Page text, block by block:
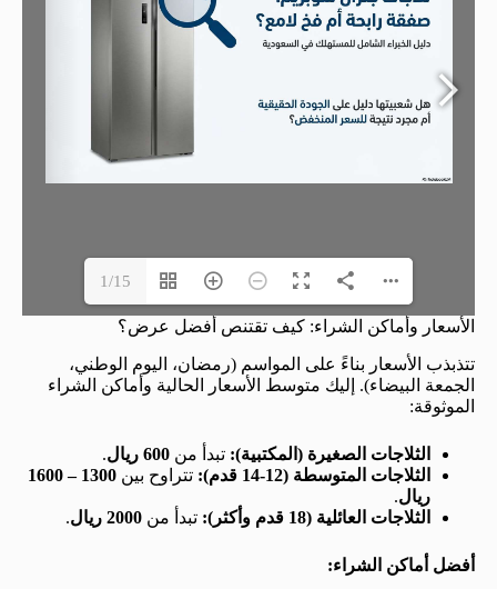
1/15
الأسعار وأماكن الشراء: كيف تقتنص أفضل عرض؟
تتذبذب الأسعار بناءً على المواسم (رمضان، اليوم الوطني،
الجمعة البيضاء). إليك متوسط الأسعار الحالية وأماكن الشراء
الموثوقة:
الثلاجات الصغيرة (المكتبية): تبدأ من 600 ريال
.
الثلاجات المتوسطة (12-14 قدم):
تتراوح بين
1300 – 1600
ريال.
الثلاجات العائلية (18 قدم وأكثر):
تبدأ من 2000 ريال .
أفضل أماكن الشراء: